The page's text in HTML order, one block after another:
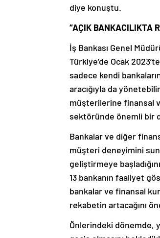
diye konuştu.
“AÇIK BANKACILIKTA
İş Bankası Genel
Türkiye’de Ocak
sadece kendi
aracığıyla da
müşterilerine finansal
sektöründe önemli bir
Bankalar ve diğer
müşteri deneyimini
geliştirmeye
13 bankanın faaliyet
bankalar ve finansal
rekabetin artacağını
Önlerindeki dönemde,